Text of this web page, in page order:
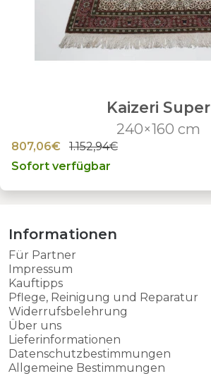
Kaizeri Super
240×160 cm
807,06€
1.152,94€
Sofort verfügbar
Informationen
Für Partner
Impressum
Kauftipps
Pflege, Reinigung und Reparatur
Widerrufsbelehrung
Über uns
Lieferinformationen
Datenschutzbestimmungen
Allgemeine Bestimmungen